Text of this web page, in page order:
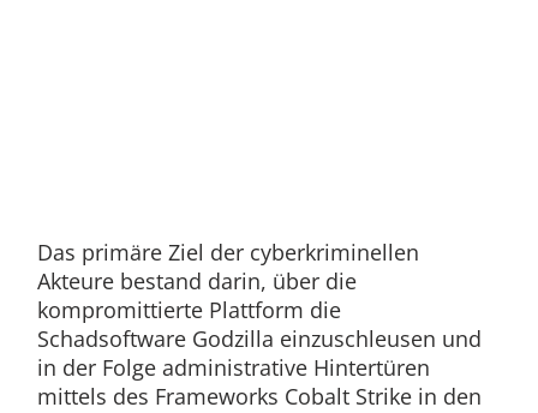
Das primäre Ziel der cyberkriminellen
Akteure bestand darin, über die
kompromittierte Plattform die
Schadsoftware Godzilla einzuschleusen und
in der Folge administrative Hintertüren
mittels des Frameworks Cobalt Strike in den